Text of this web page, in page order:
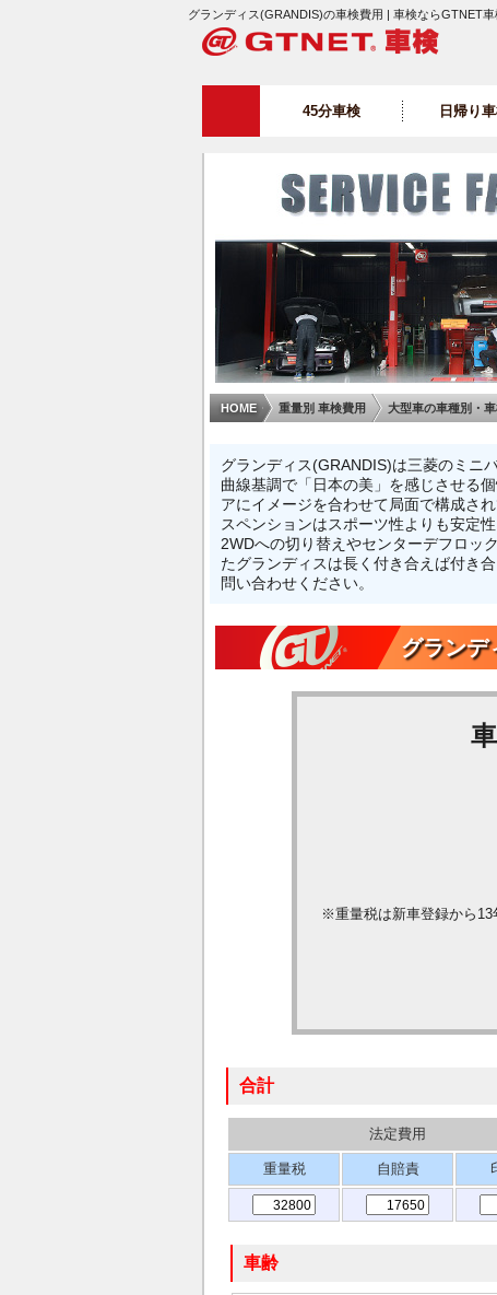
グランディス(GRANDIS)の車検費用 | 車検ならGTNET車
45分車検 日帰り
HOME 重量別 車検費用 大型車の車種別・車
グランディス(GRANDIS)は三菱のミニ
曲線基調で「日本の美」を感じさせる
アにイメージを合わせて局面で構成さ
スペンションはスポーツ性よりも安定
2WDへの切り替えやセンターデフロッ
たグランディスは長く付き合えば付き
問い合わせください。
グランデ
※重量税は新車登録から13
合計
法定費用
重量税
自賠責
車齢